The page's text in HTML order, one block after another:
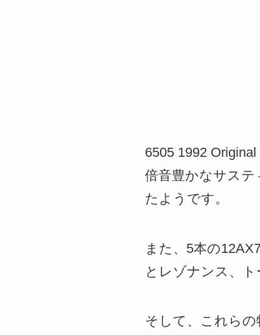
6505 1992
倍音豊かなサス
たようです。
また、5本の
とレゾナンス、
そして、これら